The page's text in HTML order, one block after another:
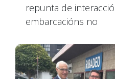
repunta de
embarcacións no